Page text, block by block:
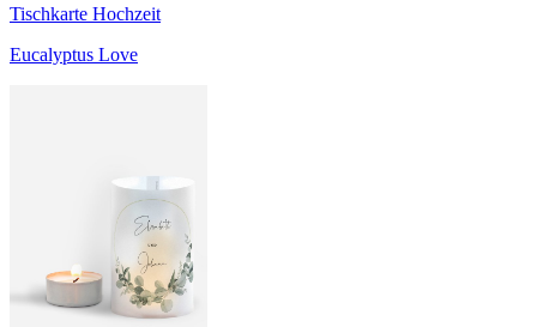
Tischkarte Hochzeit
Eucalyptus Love